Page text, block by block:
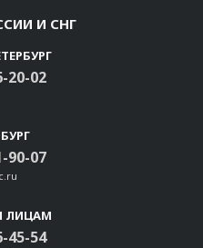
И СНГ
20-02
90-07
ЛИЦАМ
45-54